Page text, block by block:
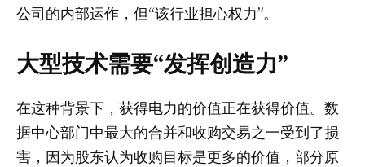
公司的内部运作，但“该行业担心权力”。
大型技术需要“发挥创造力”
在这种背景下，获得电力的价值正在获得价值。数
据中心部门中最大的合并和收购交易之一受到了损
害，因为股东认为收购目标是更多的价值，部分原